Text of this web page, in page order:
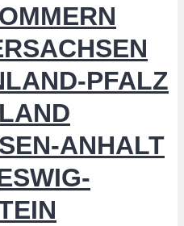
PFALZ
ANHALT